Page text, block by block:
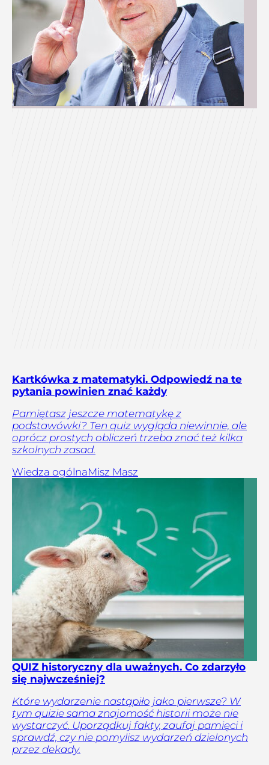
Kartkówka z matematyki. Odpowiedź na te
pytania powinien znać każdy
Pamiętasz jeszcze matematykę z
podstawówki? Ten quiz wygląda niewinnie, ale
oprócz prostych obliczeń trzeba znać też kilka
szkolnych zasad.
Wiedza ogólnaMisz Masz
QUIZ historyczny dla uważnych. Co zdarzyło
się najwcześniej?
Które wydarzenie nastąpiło jako pierwsze? W
tym quizie sama znajomość historii może nie
wystarczyć. Uporządkuj fakty, zaufaj pamięci i
sprawdź, czy nie pomylisz wydarzeń dzielonych
przez dekady.